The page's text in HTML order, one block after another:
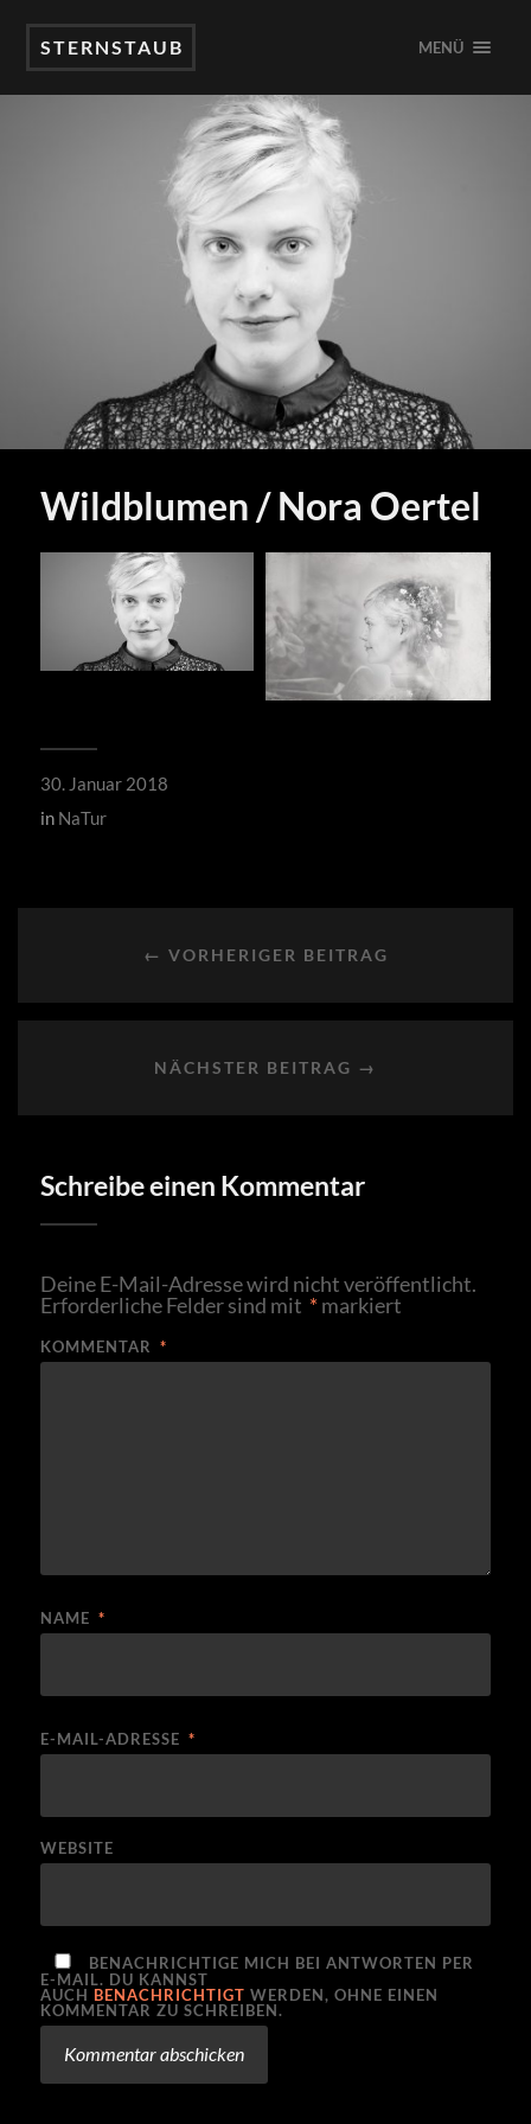
STERNSTAUB MENÜ
Wildblumen / Nora Oertel
30. Januar 2018
in NaTur
← VORHERIGER BEITRAG
NÄCHSTER BEITRAG →
Schreibe einen Kommentar
Deine E-Mail-Adresse wird nicht veröffentlicht.
Erforderliche Felder sind mit *markiert
KOMMENTAR *
NAME *
E-MAIL-ADRESSE *
WEBSITE
BENACHRICHTIGE MICH BEI ANTWORTEN PER
E-MAIL. DU KANNST
AUCH BENACHRICHTIGT WERDEN, OHNE EINEN
KOMMENTAR ZU SCHREIBEN.